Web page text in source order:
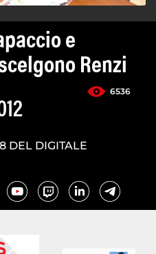
e
Renzi
6536
DEL DIGITALE